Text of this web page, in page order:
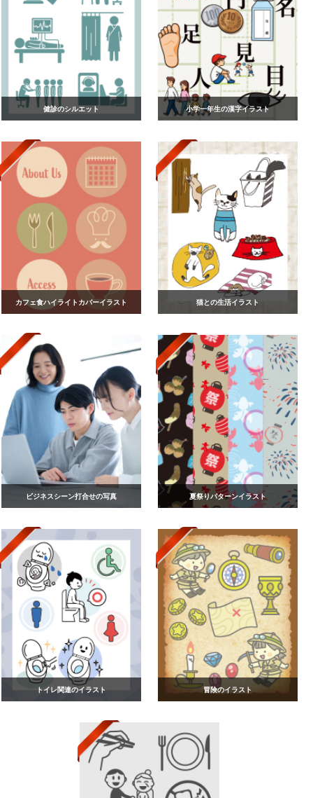
健診のシルエット 小学一年生の漢字イラスト
カフェ食ハイライトカバーイラスト 猫との生活イラスト
ビジネスシーン打合せの写真 夏祭りパターンイラスト
トイレ関連のイラスト 冒険のイラスト